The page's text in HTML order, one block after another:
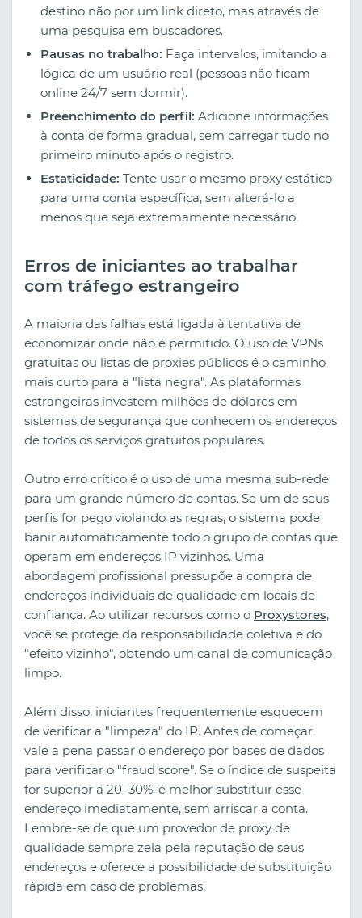
destino não por um link direto, mas através de
uma pesquisa em buscadores.
Pausas no trabalho: Faça intervalos, imitando a
lógica de um usuário real (pessoas não ficam
online 24/7 sem dormir).
Preenchimento do perfil: Adicione informações
à conta de forma gradual, sem carregar tudo no
primeiro minuto após o registro.
Estaticidade: Tente usar o mesmo proxy estático
para uma conta específica, sem alterá-lo a
menos que seja extremamente necessário.
Erros de iniciantes ao trabalhar
com tráfego estrangeiro
A maioria das falhas está ligada à tentativa de
economizar onde não é permitido. O uso de VPNs
gratuitas ou listas de proxies públicos é o caminho
mais curto para a "lista negra". As plataformas
estrangeiras investem milhões de dólares em
sistemas de segurança que conhecem os endereços
de todos os serviços gratuitos populares.
Outro erro crítico é o uso de uma mesma sub-rede
para um grande número de contas. Se um de seus
perfis for pego violando as regras, o sistema pode
banir automaticamente todo o grupo de contas que
operam em endereços IP vizinhos. Uma
abordagem profissional pressupõe a compra de
endereços individuais de qualidade em locais de
confiança. Ao utilizar recursos como o Proxystores,
você se protege da responsabilidade coletiva e do
"efeito vizinho", obtendo um canal de comunicação
limpo.
Além disso, iniciantes frequentemente esquecem
de verificar a "limpeza" do IP. Antes de começar,
vale a pena passar o endereço por bases de dados
para verificar o "fraud score". Se o índice de suspeita
for superior a 20–30%, é melhor substituir esse
endereço imediatamente, sem arriscar a conta.
Lembre-se de que um provedor de proxy de
qualidade sempre zela pela reputação de seus
endereços e oferece a possibilidade de substituição
rápida em caso de problemas.